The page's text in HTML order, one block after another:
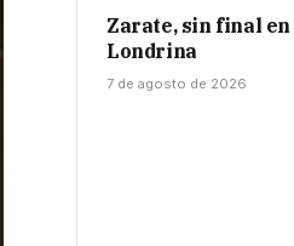
Zarate, sin final en
Londrina
7 de agosto de 2026